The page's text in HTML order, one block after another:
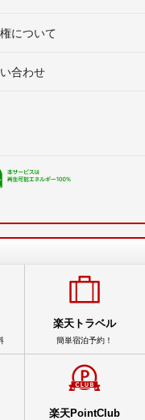
について
合わせ
楽天トラベル
簡単宿泊予約！
楽天PointClub